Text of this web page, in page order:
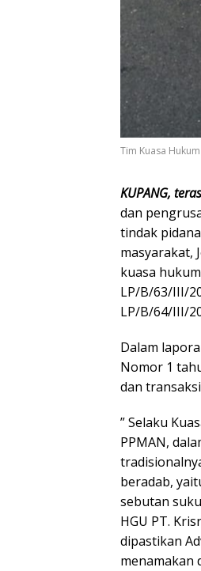
Tim Kuasa
KUPANG,
dan
tindak
masyarakat,
kuasa
LP/B/63/III/
LP/B/64/III/
Dalam
Nomor 1
dan
” Selaku
PPMAN,
beradab,
sebutan
HGU PT.
dipastikan
menamakan